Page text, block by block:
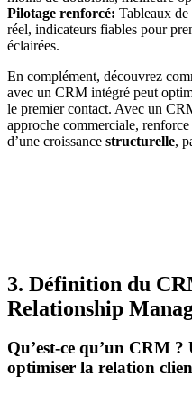
Pilotage renforcé: Tableaux de
réel, indicateurs fiables pour
éclairées.
En complément, découvrez
avec un CRM intégré peut
le premier contact. Avec un
approche commerciale,
d’une croissance structurelle,
3. Définition du
Relationship
Qu’est-ce qu’un CRM
optimiser la relation